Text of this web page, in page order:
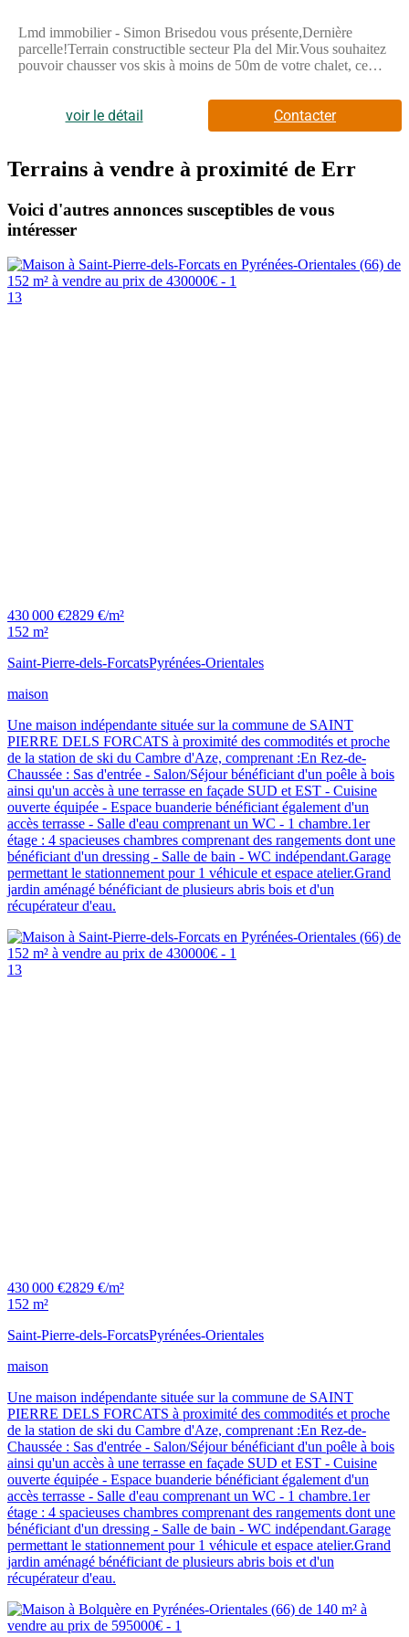
Lmd immobilier - Simon Brisedou vous présente,Dernière
parcelle!Terrain constructible secteur Pla del Mir.Vous souhaitez
pouvoir chausser vos skis à moins de 50m de votre chalet, ce
proposer gratuitement un avis de valeur et une véritable étude de
votre bien immobilier. Les informations Géorisque sont
disponibles sur : www.georisques.gouv.fr. Contactez Simon
Brisedou (EI) votre agent commercial en immobilier
LMDimmobilier à Ill Sur Têt, 66130 immatriculé au RSAC de
tarifs sur le site LMDimmobilier.Les informations sur les risques
auxquels ce bien est exposé sont disponibles sur le site
voir le détail Contacter
Terrains à vendre à proximité de Err
Voici d'autres annonces susceptibles de vous
intéresser
13
430 000 €2829 €/m²
152 m²
Saint-Pierre-dels-ForcatsPyrénées-Orientales
maison
Une maison indépendante située sur la commune de SAINT
PIERRE DELS FORCATS à proximité des commodités et proche
de la station de ski du Cambre d'Aze, comprenant :En Rez-de-
Chaussée : Sas d'entrée - Salon/Séjour bénéficiant d'un poêle à bois
ainsi qu'un accès à une terrasse en façade SUD et EST - Cuisine
ouverte équipée - Espace buanderie bénéficiant également d'un
accès terrasse - Salle d'eau comprenant un WC - 1 chambre.1er
étage : 4 spacieuses chambres comprenant des rangements dont une
bénéficiant d'un dressing - Salle de bain - WC indépendant.Garage
permettant le stationnement pour 1 véhicule et espace atelier.Grand
jardin aménagé bénéficiant de plusieurs abris bois et d'un
récupérateur d'eau.
13
430 000 €2829 €/m²
152 m²
Saint-Pierre-dels-ForcatsPyrénées-Orientales
maison
Une maison indépendante située sur la commune de SAINT
PIERRE DELS FORCATS à proximité des commodités et proche
de la station de ski du Cambre d'Aze, comprenant :En Rez-de-
Chaussée : Sas d'entrée - Salon/Séjour bénéficiant d'un poêle à bois
ainsi qu'un accès à une terrasse en façade SUD et EST - Cuisine
ouverte équipée - Espace buanderie bénéficiant également d'un
accès terrasse - Salle d'eau comprenant un WC - 1 chambre.1er
étage : 4 spacieuses chambres comprenant des rangements dont une
bénéficiant d'un dressing - Salle de bain - WC indépendant.Garage
permettant le stationnement pour 1 véhicule et espace atelier.Grand
jardin aménagé bénéficiant de plusieurs abris bois et d'un
récupérateur d'eau.